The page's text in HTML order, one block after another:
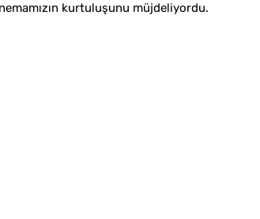
kurtuluşunu müjdeliyordu.